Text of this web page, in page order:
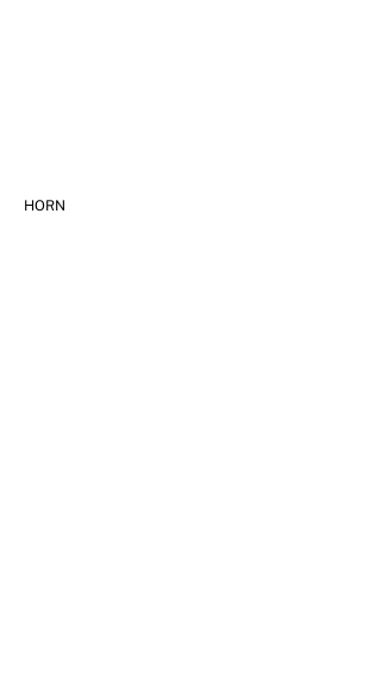
HORN